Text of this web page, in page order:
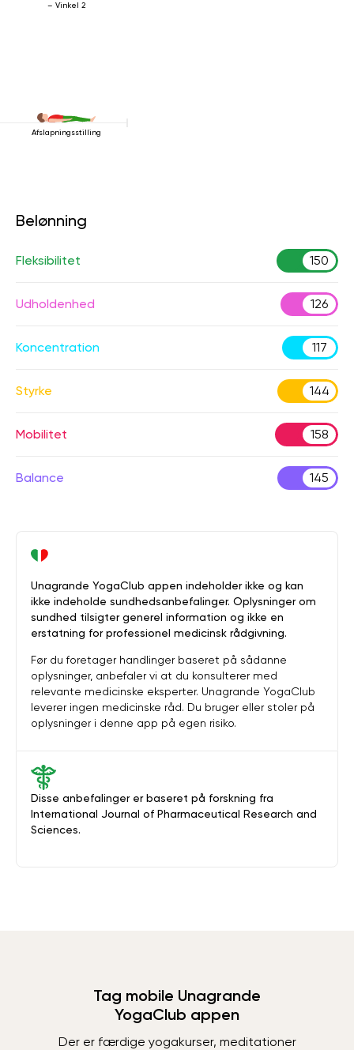
– Vinkel 2
Afslapningsstilling
Belønning
Fleksibilitet 150
Udholdenhed 126
Koncentration 117
Styrke 144
Mobilitet 158
Balance 145
Disse anbefalinger er baseret på forskning fra
International Journal of Pharmaceutical Research and
Sciences.
Unagrande YogaClub appen indeholder ikke og kan
ikke indeholde sundhedsanbefalinger. Oplysninger om
sundhed tilsigter generel information og ikke en
erstatning for professionel medicinsk rådgivning.
Før du foretager handlinger baseret på sådanne
oplysninger, anbefaler vi at du konsulterer med
relevante medicinske eksperter. Unagrande YogaClub
leverer ingen medicinske råd. Du bruger eller stoler på
oplysninger i denne app på egen risiko.
Tag mobile Unagrande
YogaClub appen
Der er færdige yogakurser, meditationer